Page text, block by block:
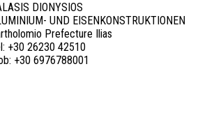
DIONYSIOS
UND EISENKONSTRUKTIONEN
Prefecture Ilias
+30 26230 42510
+30 6976788001